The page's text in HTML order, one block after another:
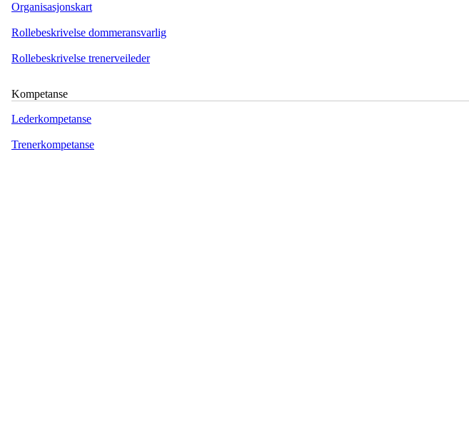
Organisasjonskart
Rollebeskrivelse dommeransvarlig
Rollebeskrivelse trenerveileder
Kompetanse
Lederkompetanse
Trenerkompetanse